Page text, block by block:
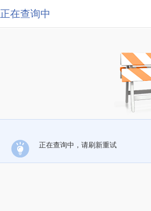
正在查询中
正在查询中，请刷新重试